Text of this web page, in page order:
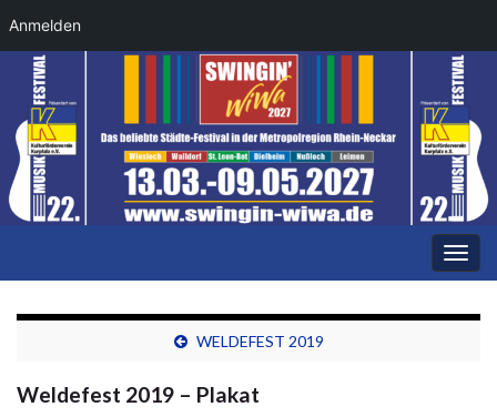
Anmelden
WELDEFEST 2019
Weldefest 2019 – Plakat